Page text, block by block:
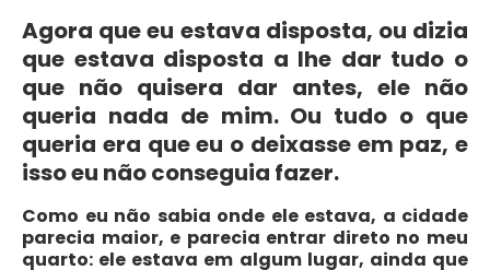
Agora que eu estava disposta, ou dizia
que estava disposta a lhe dar tudo o
que não quisera dar antes, ele não
queria nada de mim. Ou tudo o que
queria era que eu o deixasse em paz, e
isso eu não conseguia fazer.
Como eu não sabia onde ele estava, a cidade
parecia maior, e parecia entrar direto no meu
quarto: ele estava em algum lugar, ainda que